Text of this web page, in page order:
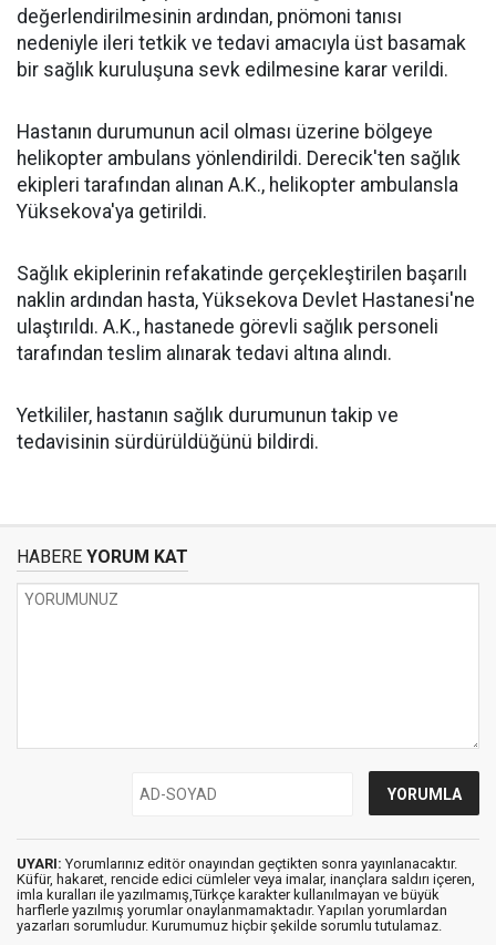
değerlendirilmesinin ardından, pnömoni tanısı
nedeniyle ileri tetkik ve tedavi amacıyla üst basamak
bir sağlık kuruluşuna sevk edilmesine karar verildi.
Hastanın durumunun acil olması üzerine bölgeye
helikopter ambulans yönlendirildi. Derecik'ten sağlık
ekipleri tarafından alınan A.K., helikopter ambulansla
Yüksekova'ya getirildi.
Sağlık ekiplerinin refakatinde gerçekleştirilen başarılı
naklin ardından hasta, Yüksekova Devlet Hastanesi'ne
ulaştırıldı. A.K., hastanede görevli sağlık personeli
tarafından teslim alınarak tedavi altına alındı.
Yetkililer, hastanın sağlık durumunun takip ve
tedavisinin sürdürüldüğünü bildirdi.
HABERE YORUM KAT
UYARI: Yorumlarınız editör onayından geçtikten sonra yayınlanacaktır.
Küfür, hakaret, rencide edici cümleler veya imalar, inançlara saldırı içeren,
imla kuralları ile yazılmamış,Türkçe karakter kullanılmayan ve büyük
harflerle yazılmış yorumlar onaylanmamaktadır. Yapılan yorumlardan
yazarları sorumludur. Kurumumuz hiçbir şekilde sorumlu tutulamaz.